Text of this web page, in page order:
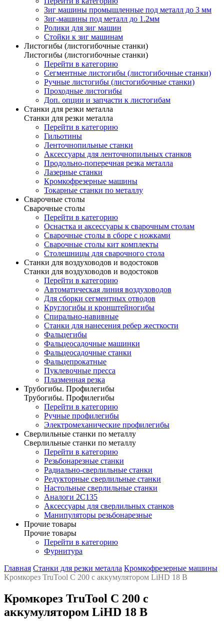
Зиг машины промышленные под металл до 3 мм
Зиг-машины под металл до 1.2мм
Ролики для зиг машин
Стойки к зиг машинам
Листогибы (листогибочные станки)
Листогибы (листогибочные станки)
Перейти в категорию
Сегментные листогибы (листогибочные станки)
Ручные листогибы (листогибочные станки)
Проходные листогибы
Доп. опции и запчасти к листогибам
Станки для резки металла
Станки для резки металла
Перейти в категорию
Гильотины
Ленточнопильные станки
Аксессуары для ленточнопильных станков
Продольно-поперечная резка металла
Лазерные станки
Кромкофрезерные машины
Токарные станки по металлу
Сварочные столы
Сварочные столы
Перейти в категорию
Оснастка и аксессуары к сварочным столам
Сварочные столы в сборе с ножками
Сварочные столы кит комплекты
Столешницы для сварочного стола
Станки для воздуховодов и водостоков
Станки для воздуховодов и водостоков
Перейти в категорию
Автоматическая линия воздуховодов
Для сборки сегментных отводов
Круглогибы и кронштейногибы
Спирально-навивные
Станки для нанесения ребер жесткости
Фальцегибы
Фальцеосадочные машинки
Фальцеосадочные станки
Фальцепрокатные
Пуклевочные пресса
Плазменная резка
Трубогибы. Профилегибы
Трубогибы. Профилегибы
Перейти в категорию
Ручные профилегибы
Электромеханические профилегибы
Сверлильные станки по металлу
Сверлильные станки по металлу
Перейти в категорию
Резьбонарезные станки
Радиально-сверлильные станки
Редукторные сверлильные станки
Настольные сверлильные станки
Аналоги 2С135
Аксессуары для сверлильных станков
Манипуляторы резьбонарезные
Прочие товары
Прочие товары
Перейти в категорию
Фурнитура
Главная Станки для резки металла Кромкофрезерные машины
Кромкорез TruTool C 200 с аккумулятором LiHD 18 В
Кромкорез TruTool C 200 с
аккумулятором LiHD 18 В